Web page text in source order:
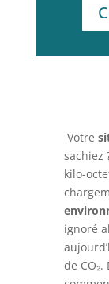
Votre
sachiez
kilo-
ignoré
de